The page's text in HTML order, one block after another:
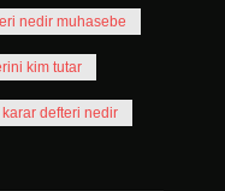
nedir muhasebe
kim tutar
karar defteri nedir